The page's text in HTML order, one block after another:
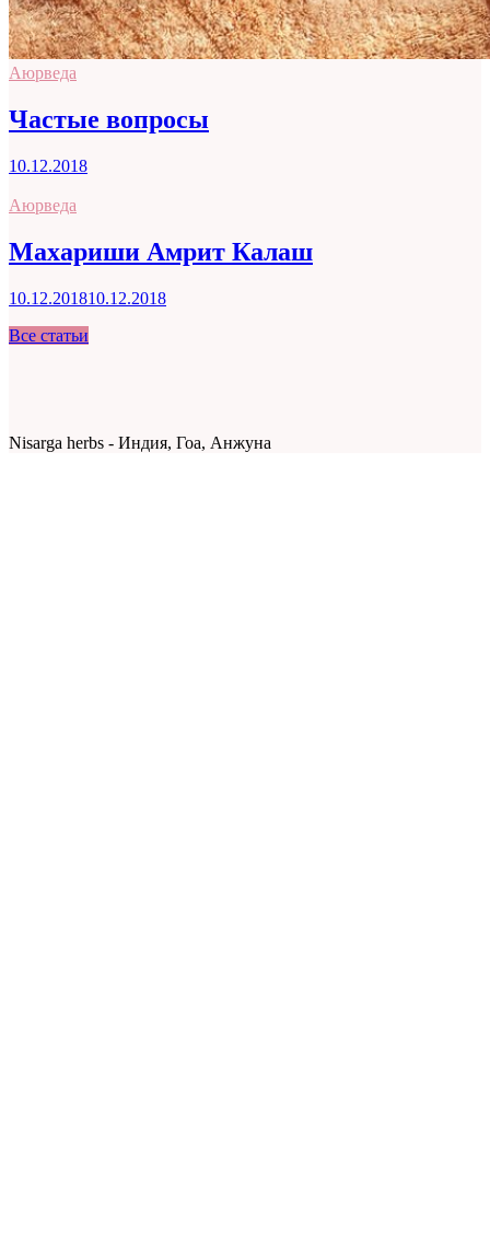
Аюрведа
Частые вопросы
10.12.2018
Аюрведа
Махариши Амрит Калаш
10.12.201810.12.2018
Все статьи
Nisarga herbs - Индия, Гоа, Анжуна